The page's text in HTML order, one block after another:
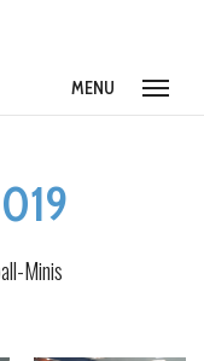
MENU
Minis